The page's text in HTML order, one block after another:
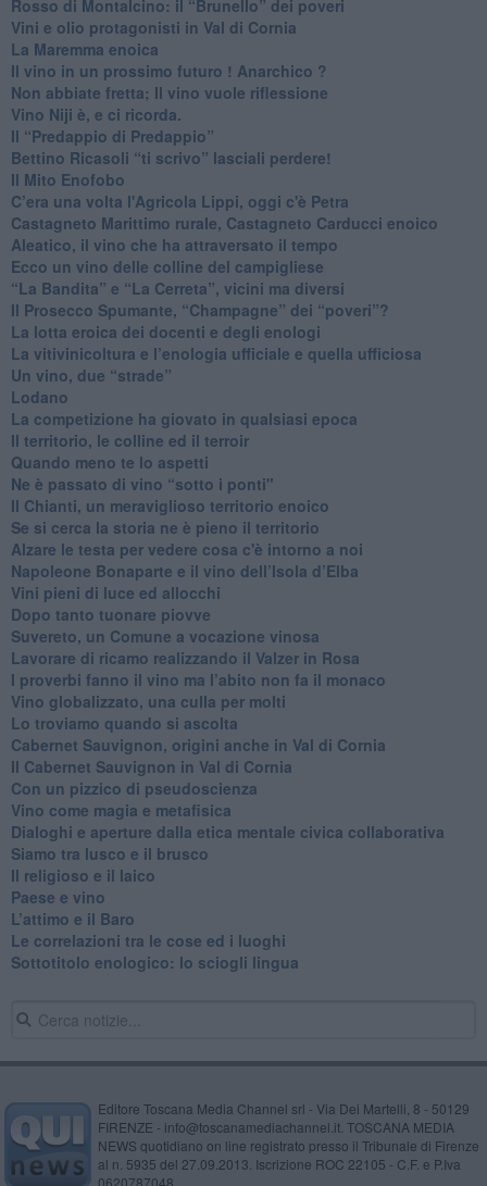
​Rosso di Montalcino: il “Brunello” dei poveri
Vini e olio protagonisti in Val di Cornia
​La Maremma enoica
Il vino in un prossimo futuro ! Anarchico ?
​Non abbiate fretta; Il vino vuole riflessione
​Vino Niji è, e ci ricorda.
Il “Predappio di Predappio”
Bettino Ricasoli “ti scrivo” lasciali perdere!
Il Mito Enofobo
​C’era una volta l'Agricola Lippi, oggi c'è Petra
​Castagneto Marittimo rurale, Castagneto Carducci enoico
Aleatico, il vino che ha attraversato il tempo
Ecco un vino delle colline del campigliese
“La Bandita” e “La Cerreta”, vicini ma diversi
​Il Prosecco Spumante, “Champagne” dei “poveri”?
​La lotta eroica dei docenti e degli enologi
​La vitivinicoltura e l’enologia ufficiale e quella ufficiosa
​Un vino, due “strade”
Lodano
​La competizione ha giovato in qualsiasi epoca
Il territorio, le colline ed il terroir
Quando meno te lo aspetti
​Ne è passato di vino “sotto i ponti"
​Il Chianti, un meraviglioso territorio enoico
​Se si cerca la storia ne è pieno il territorio
Alzare le testa per vedere cosa c'è intorno a noi
​Napoleone Bonaparte e il vino dell’Isola d’Elba
Vini pieni di luce ed allocchi
Dopo tanto tuonare piovve
Suvereto, un Comune a vocazione vinosa
Lavorare di ricamo realizzando il Valzer in Rosa
​I proverbi fanno il vino ma l’abito non fa il monaco
Vino globalizzato, una culla per molti
Lo troviamo quando si ascolta
Cabernet Sauvignon, origini anche in Val di Cornia
Il Cabernet Sauvignon in Val di Cornia
Con un pizzico di pseudoscienza
​Vino come magia e metafisica
Dialoghi e aperture dalla etica mentale civica collaborativa
Siamo tra lusco e il brusco
Il religioso e il laico
​Paese e vino
L’attimo e il Baro
Le correlazioni tra le cose ed i luoghi
​Sottotitolo enologico: lo sciogli lingua
Editore Toscana Media Channel srl - Via Dei Martelli, 8 - 50129
FIRENZE - info@toscanamediachannel.it. TOSCANA MEDIA
NEWS quotidiano on line registrato presso il Tribunale di Firenze
al n. 5935 del 27.09.2013. Iscrizione ROC 22105 - C.F. e P.Iva
0620787048